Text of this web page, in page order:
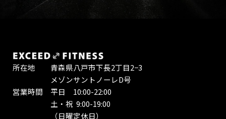
所在地 青森県八戸市下長2丁目2−3
メゾンサントノーレD号
営業時間 平日 10:00-22:00
土・祝 9:00-19:00
（日曜定休日）